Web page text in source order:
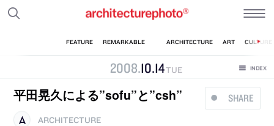
2008.10.14TUE
SHARE
平田晃久による”sofu”と”csh”
ARCHITECTURE